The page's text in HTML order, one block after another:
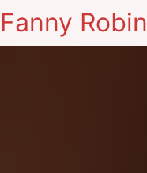
Fanny Robin